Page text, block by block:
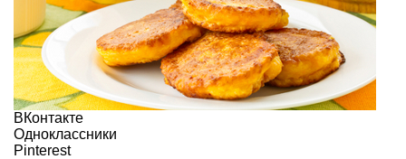
ВКонтакте
Одноклассники
Pinterest